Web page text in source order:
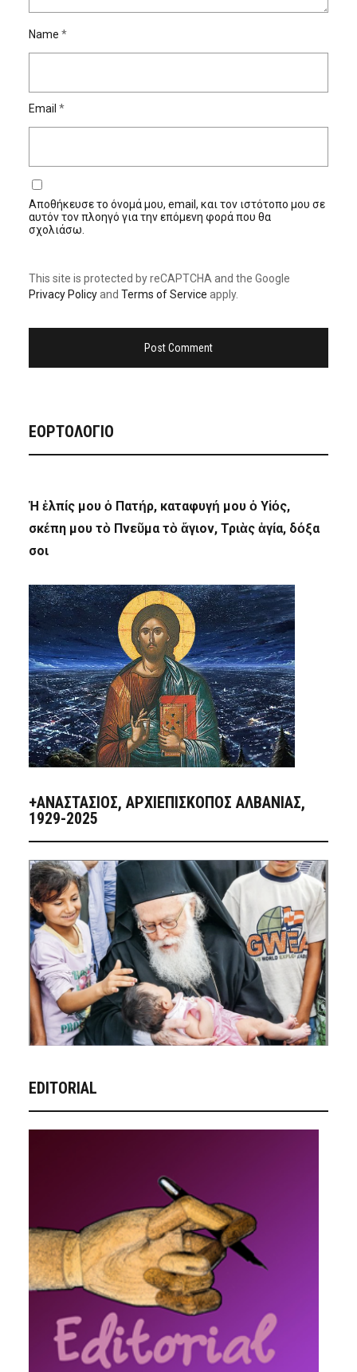
Name *
Email *
Αποθήκευσε το όνομά μου, email, και τον ιστότοπο μου σε
αυτόν τον πλοηγό για την επόμενη φορά που θα
σχολιάσω.
This site is protected by reCAPTCHA and the Google
Privacy Policyand Terms of Service apply.
ΕΟΡΤΟΛΟΓΙΟ
Ἡ ἐλπίς μου ὁ Πατήρ, καταφυγή μου ὁ Υἱός,
σκέπη μου τὸ Πνεῦμα τὸ ἅγιον, Τριὰς ἁγία, δόξα
σοι
+ΑΝΑΣΤΆΣΙΟΣ, ΑΡΧΙΕΠΊΣΚΟΠΟΣ ΑΛΒΑΝΊΑΣ,
1929-2025
EDITORIAL